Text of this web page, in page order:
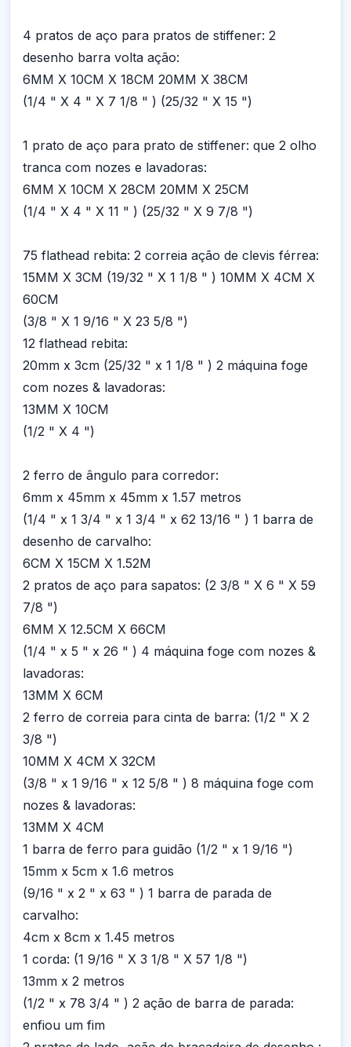
4 pratos de aço para pratos de stiffener: 2
desenho barra volta ação:
6MM X 10CM X 18CM 20MM X 38CM
(1/4 " X 4 " X 7 1/8 " ) (25/32 " X 15 ")
1 prato de aço para prato de stiffener: que 2 olho
tranca com nozes e lavadoras:
6MM X 10CM X 28CM 20MM X 25CM
(1/4 " X 4 " X 11 " ) (25/32 " X 9 7/8 ")
75 flathead rebita: 2 correia ação de clevis férrea:
15MM X 3CM (19/32 " X 1 1/8 " ) 10MM X 4CM X
60CM
(3/8 " X 1 9/16 " X 23 5/8 ")
12 flathead rebita:
20mm x 3cm (25/32 " x 1 1/8 " ) 2 máquina foge
com nozes & lavadoras:
13MM X 10CM
(1/2 " X 4 ")
2 ferro de ângulo para corredor:
6mm x 45mm x 45mm x 1.57 metros
(1/4 " x 1 3/4 " x 1 3/4 " x 62 13/16 " ) 1 barra de
desenho de carvalho:
6CM X 15CM X 1.52M
2 pratos de aço para sapatos: (2 3/8 " X 6 " X 59
7/8 ")
6MM X 12.5CM X 66CM
(1/4 " x 5 " x 26 " ) 4 máquina foge com nozes &
lavadoras:
13MM X 6CM
2 ferro de correia para cinta de barra: (1/2 " X 2
3/8 ")
10MM X 4CM X 32CM
(3/8 " x 1 9/16 " x 12 5/8 " ) 8 máquina foge com
nozes & lavadoras:
13MM X 4CM
1 barra de ferro para guidão (1/2 " x 1 9/16 ")
15mm x 5cm x 1.6 metros
(9/16 " x 2 " x 63 " ) 1 barra de parada de
carvalho:
4cm x 8cm x 1.45 metros
1 corda: (1 9/16 " X 3 1/8 " X 57 1/8 ")
13mm x 2 metros
(1/2 " x 78 3/4 " ) 2 ação de barra de parada:
enfiou um fim